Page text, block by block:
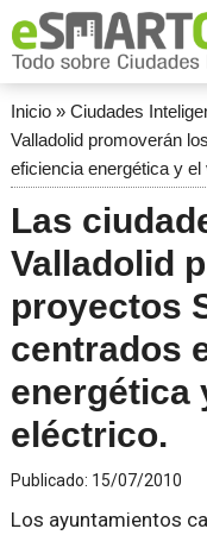
Inicio» Ciudades
Valladolid promoverán
eficiencia energética y
Las
Valladolid
proyectos
centrados
energética
eléctrico.
Publicado: 15/07/2010
Los ayuntamientos